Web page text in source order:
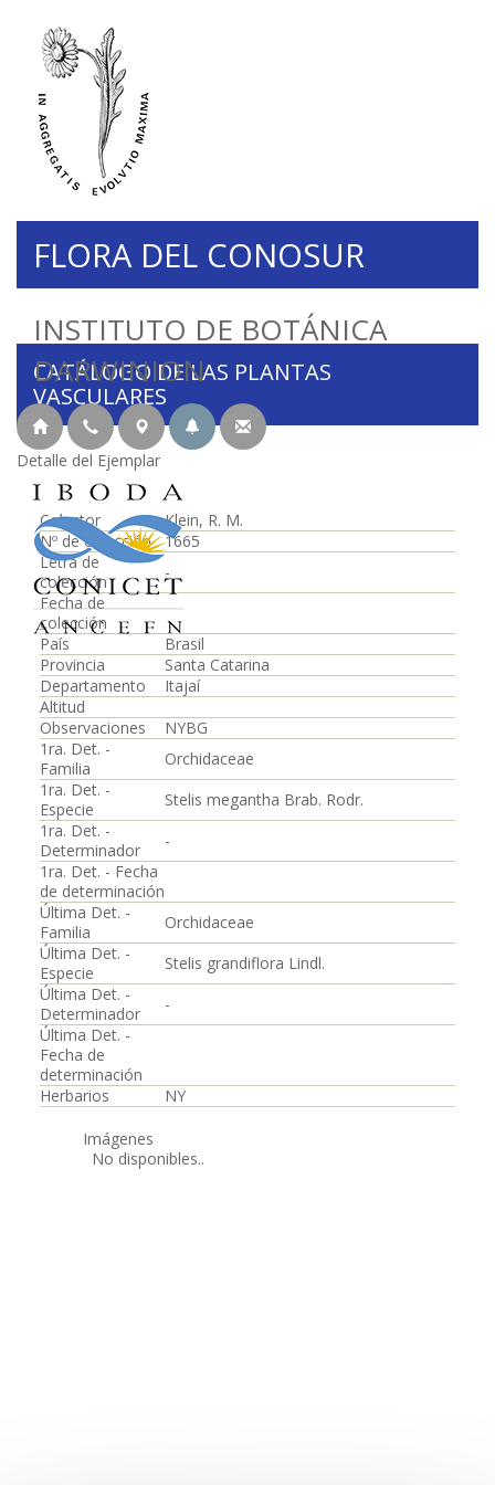
INSTITUTO DE BOTÁNICA
DARWINION
FLORA DEL CONOSUR
CATÁLOGO DE LAS PLANTAS
VASCULARES
Detalle del Ejemplar
Colector
Klein, R. M.
Nº de colección
1665
Letra de
colección
-
Fecha de
colección
País
Brasil
Provincia
Santa Catarina
Departamento
Itajaí
Altitud
Observaciones
NYBG
1ra. Det. -
Familia
Orchidaceae
1ra. Det. -
Especie
Stelis megantha Brab. Rodr.
1ra. Det. -
Determinador
-
1ra. Det. - Fecha
de determinación
Última Det. -
Familia
Orchidaceae
Última Det. -
Especie
Stelis grandiflora Lindl.
Última Det. -
Determinador
-
Última Det. -
Fecha de
determinación
Herbarios
NY
Imágenes
No disponibles..